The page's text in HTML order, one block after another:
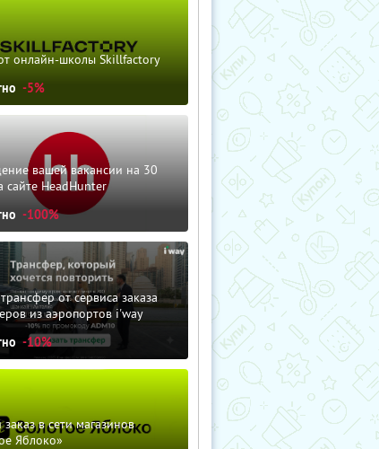
онлайн-школы Skillfactory
-5%
вашей вакансии на 30
сайте HeadHunter
-100%
от сервиса заказа
из аэропортов i'way
-10%
в сети магазинов
Яблоко»